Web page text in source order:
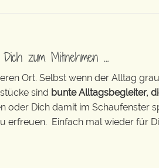
zum Mitnehmen …
Ort. Selbst wenn der Alltag
sind bunte Alltagsbegleiter,
oder Dich damit im Schaufenster
erfreuen. Einfach mal wieder für